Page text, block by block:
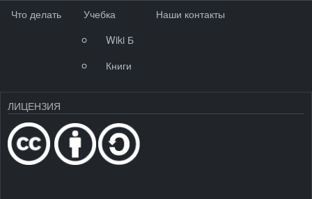
Что делать
Учебка
Wiki Б
Книги
Наши контакты
ЛИЦЕНЗИЯ